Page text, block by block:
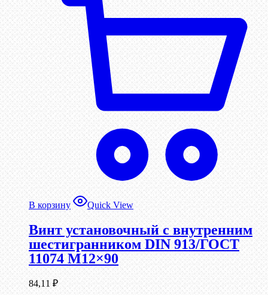
В корзину Quick View
Винт установочный с внутренним
шестигранником DIN 913/ГОСТ
11074 М12×90
84,11 ₽